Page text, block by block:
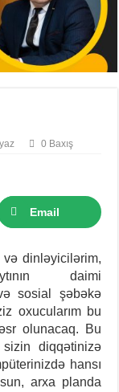
0 Baxış
Email
və dinləyicilərim,
daimi
sosial şəbəkə
oxucularım bu
olunacaq. Bu
diqqətinizə
hansı
arxa planda